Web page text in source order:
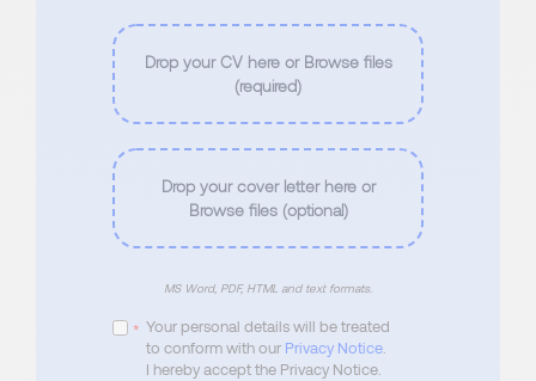
Drop your CV here or Browse files
(required)
Drop your cover letter here or
Browse files (optional)
MS Word, PDF, HTML and text formats.
* Your personal details will be treated
to conform with our Privacy Notice.
I hereby accept the Privacy Notice.